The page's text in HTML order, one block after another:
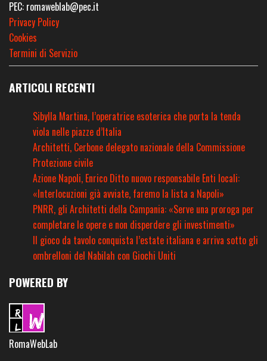
PEC: romaweblab@pec.it
Privacy Policy
Cookies
Termini di Servizio
ARTICOLI RECENTI
Sibylla Martina, l’operatrice esoterica che porta la tenda
viola nelle piazze d’Italia
Architetti, Cerbone delegato nazionale della Commissione
Protezione civile
Azione Napoli, Enrico Ditto nuovo responsabile Enti locali:
«Interlocuzioni già avviate, faremo la lista a Napoli»
PNRR, gli Architetti della Campania: «Serve una proroga per
completare le opere e non disperdere gli investimenti»
Il gioco da tavolo conquista l’estate italiana e arriva sotto gli
ombrelloni del Nabilah con Giochi Uniti
POWERED BY
RomaWebLab